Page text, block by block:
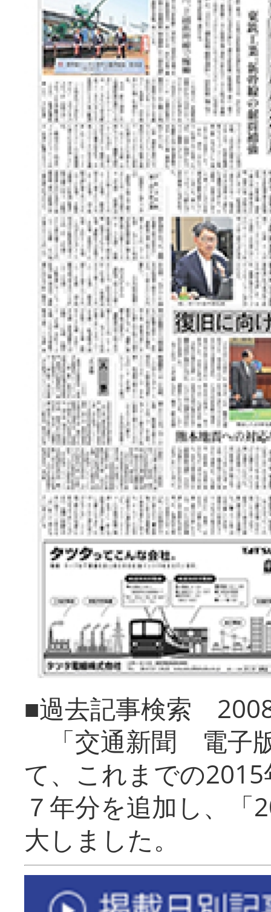
■過去記事検索
「交通新聞 電子
て、これまでの
７年分を追加し、「
大しまし